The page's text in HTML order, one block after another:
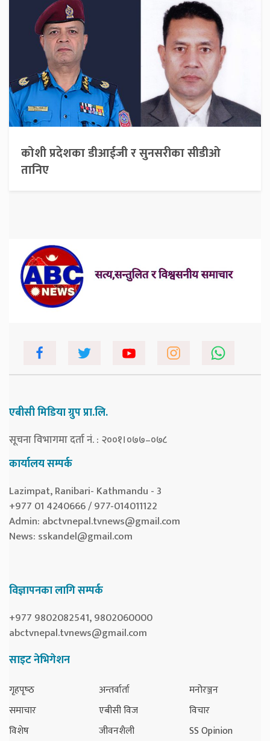
कोशी प्रदेशका डीआईजी र सुनसरीका सीडीओ
तानिए
एबीसी मिडिया ग्रुप प्रा.लि.
सूचना विभागमा दर्ता नं. : २००१।०७७–०७८
कार्यालय सम्पर्क
Lazimpat, Ranibari- Kathmandu - 3
+977 01 4240666 / 977-014011122
Admin: abctvnepal.tvnews@gmail.com
News: sskandel@gmail.com
विज्ञापनका लागि सम्पर्क
+977 9802082541, 9802060000
abctvnepal.tvnews@gmail.com
साइट नेभिगेशन
गृहपृष्‍ठ
समाचार
विशेष
अन्तर्वार्ता
एबीसी विज
जीवनशैली
मनोरञ्जन
विचार
SS Opinion